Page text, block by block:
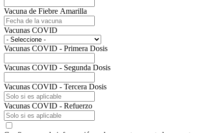
Vacuna de Fiebre Amarilla
Vacunas COVID
Vacunas COVID - Primera Dosis
Vacunas COVID - Segunda Dosis
Vacunas COVID - Tercera Dosis
Vacunas COVID - Refuerzo